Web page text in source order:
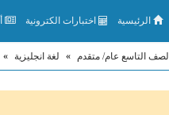
الرئيسية اختبارات الكترونية
الصف التاسع عام/ متقدم » لغة انجليزية »